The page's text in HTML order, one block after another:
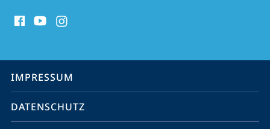
Media
Service-
Navigation
IMPRESSUM
DATENSCHUTZ